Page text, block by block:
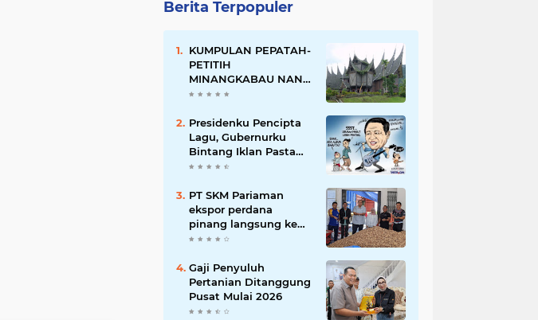
Berita Terpopuler
KUMPULAN PEPATAH-
PETITIH
MINANGKABAU NAN
ELOK
Presidenku Pencipta
Lagu, Gubernurku
Bintang Iklan Pasta
Gigi
PT SKM Pariaman
ekspor perdana
pinang langsung ke
India
Gaji Penyuluh
Pertanian Ditanggung
Pusat Mulai 2026